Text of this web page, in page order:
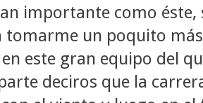
importante como éste,
tomarme un poquito
este gran equipo del
deciros que la